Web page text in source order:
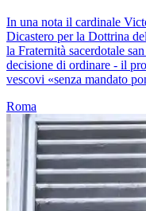
In una nota il cardinale
Dicastero per la Dottrina
la Fraternità sacerdotale
decisione di ordinare - il
vescovi «senza mandato
Roma